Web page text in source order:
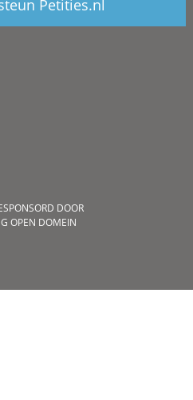
Petities.nl
DOOR
OPEN DOMEIN